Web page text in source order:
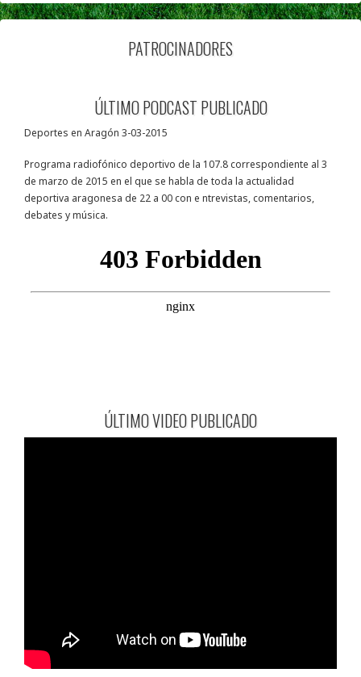
PATROCINADORES
ÚLTIMO PODCAST PUBLICADO
Deportes en Aragón 3-03-2015
Programa radiofónico deportivo de la 107.8 correspondiente al 3
de marzo de 2015 en el que se habla de toda la actualidad
deportiva aragonesa de 22 a 00 con e ntrevistas, comentarios,
debates y música.
ÚLTIMO VIDEO PUBLICADO